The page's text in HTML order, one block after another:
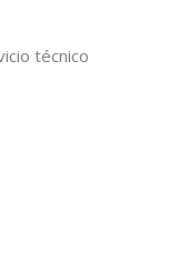
técnico